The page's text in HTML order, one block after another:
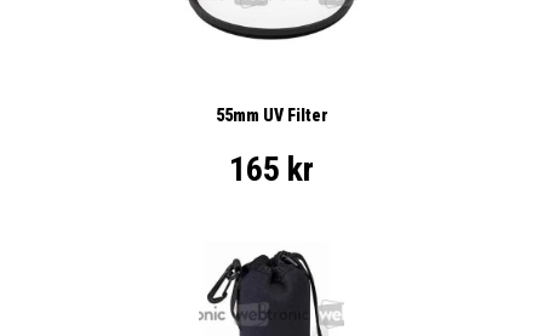
55mm UV Filter
165 kr